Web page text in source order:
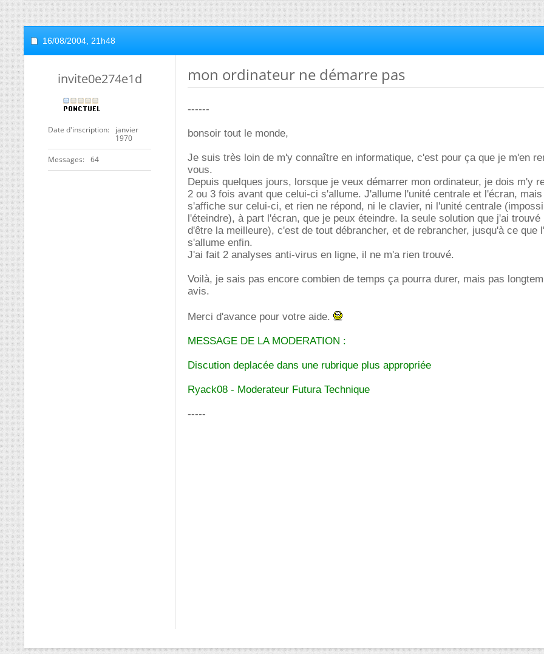
16/08/2004, 21h48
invite0e274e1d
Date d'inscription
janvier
1970
Messages 64
mon ordinateur ne démarre pas
------
bonsoir tout le monde,
Je suis très loin de m'y connaître en informatique, c'est pour ça que je m'en
vous.
Depuis quelques jours, lorsque je veux démarrer mon ordinateur, je dois m'y
2 ou 3 fois avant que celui-ci s'allume. J'allume l'unité centrale et l'écran,
s'affiche sur celui-ci, et rien ne répond, ni le clavier, ni l'unité centrale
l'éteindre), à part l'écran, que je peux éteindre. la seule solution que j'ai trouvé
d'être la meilleure), c'est de tout débrancher, et de rebrancher, jusqu'à ce que
s'allume enfin.
J'ai fait 2 analyses anti-virus en ligne, il ne m'a rien trouvé.
Voilà, je sais pas encore combien de temps ça pourra durer, mais pas
avis.
Merci d'avance pour votre aide.
MESSAGE DE LA MODERATION :
Discution deplacée dans une rubrique plus appropriée
Ryack08 - Moderateur Futura Technique
-----